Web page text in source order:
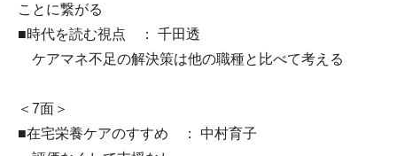
ことに繋がる
■時代を読む視点 ： 千田透
ケアマネ不足の解決策は他の職種と比べて考える
＜7面＞
■在宅栄養ケアのすすめ ： 中村育子